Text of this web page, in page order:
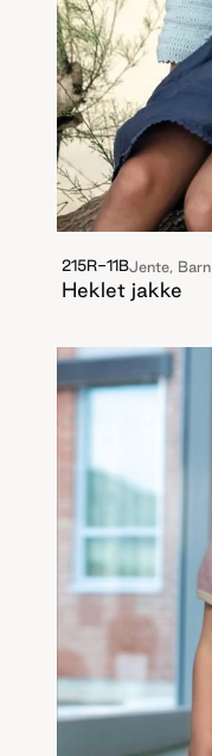
215R-11BJente, Barn
Heklet jakke